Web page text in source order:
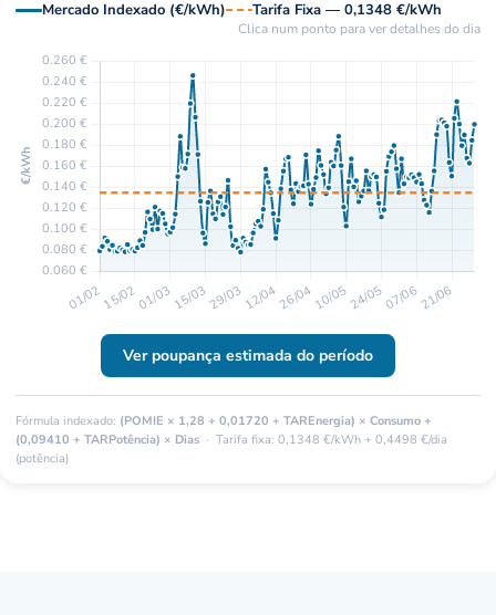
Mercado Indexado (€/kWh) Tarifa Fixa — 0,1348 €/kWh
Clica num ponto para ver detalhes do dia
Ver poupança estimada do período
Fórmula indexado: (POMIE × 1,28 + 0,01720 + TAREnergia) × Consumo +
(0,09410 + TARPotência) × Dias · Tarifa fixa: 0,1348 €/kWh + 0,4498 €/dia
(potência)